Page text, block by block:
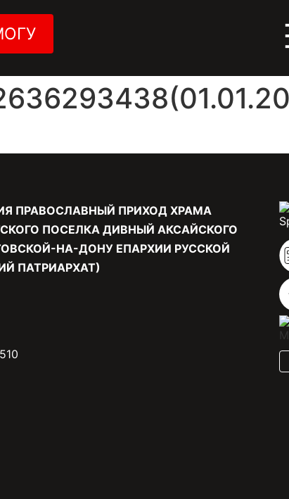
ПРАВОСЛАВНЫЙ ПРИХОД ХРАМА
ПОСЕЛКА ДИВНЫЙ АКСАЙСКОГО
НА-ДОНУ ЕПАРХИИ РУССКОЙ
ПАТРИАРХАТ)